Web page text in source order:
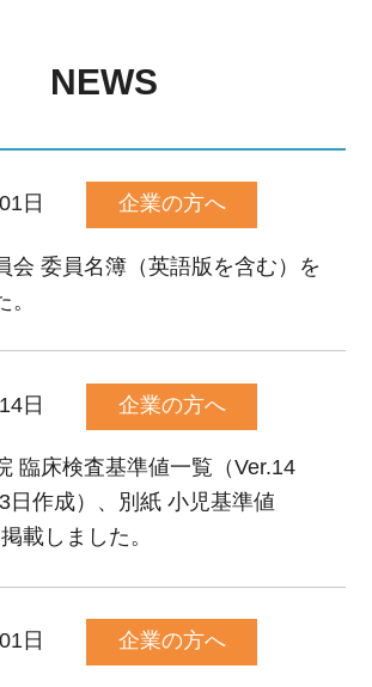
NEWS
日 企業の方へ
会 委員名簿（英語版を含む）を
日 企業の方へ
臨床検査基準値一覧（Ver.14
日作成）、別紙 小児基準値
載しました。
日 企業の方へ